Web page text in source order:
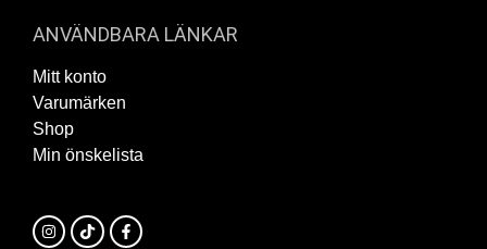
ANVÄNDBARA LÄNKAR
Mitt konto
Varumärken
Shop
Min önskelista